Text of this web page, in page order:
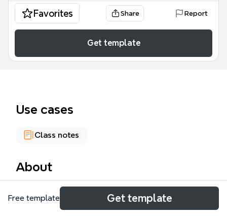
Favorites Share Report
Get template
Use cases
Class notes
About
간접광고 지문코딩(이름) 템플릿은 국어 비문학 독해
및 미디어 분석을 위해 설계된 전문적인 학습 도구입니
Free template Get template